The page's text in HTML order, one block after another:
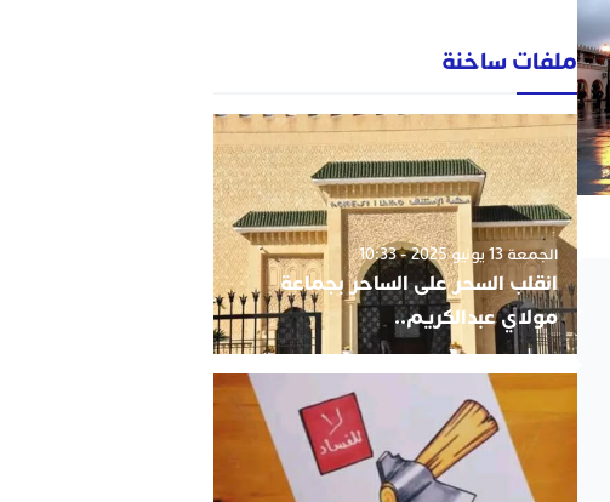
ملفات ساخنة
الجمعة 13 يونيو 2025 - 10:33
انقلب السحر على الساحر بجماعة
مولاي عبدالكريم..